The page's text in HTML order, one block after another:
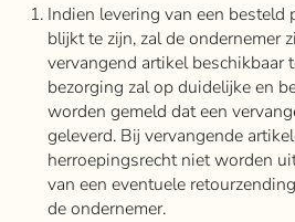
Indien levering van een besteld
blijkt te zijn, zal de ondernemer
vervangend artikel beschikbaar
bezorging zal op duidelijke en
worden gemeld dat een
geleverd. Bij vervangende
herroepingsrecht niet worden
van een eventuele
de ondernemer.